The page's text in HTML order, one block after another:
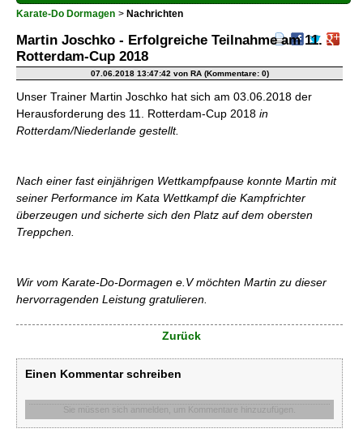
Karate-Do Dormagen Nachrichten
Martin Joschko - Erfolgreiche Teilnahme am 11.
Rotterdam-Cup 2018
07.06.2018 13:47:42 von RA (Kommentare: 0)
Unser Trainer Martin Joschko hat sich am 03.06.2018 der
Herausforderung des 11. Rotterdam-Cup 2018 in
Rotterdam/Niederlande gestellt.
Nach einer fast einjährigen Wettkampfpause konnte Martin mit
seiner Performance im Kata Wettkampf die Kampfrichter
überzeugen und sicherte sich den Platz auf dem obersten
Treppchen.
Wir vom Karate-Do-Dormagen e.V möchten Martin zu dieser
hervorragenden Leistung gratulieren.
Zurück
Einen Kommentar schreiben
Sie müssen sich anmelden, um Kommentare hinzuzufügen.